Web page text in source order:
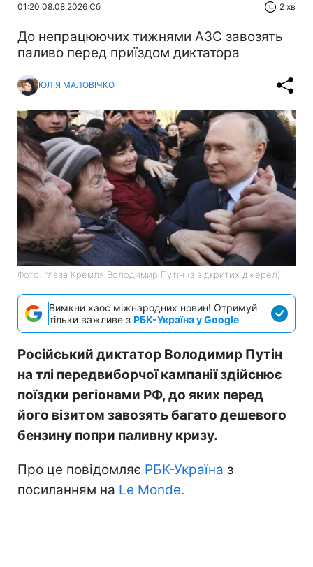
01:20 08.08.2026 Сб 2 хв
До непрацюючих тижнями АЗС завозять
паливо перед приїздом диктатора
ЮЛІЯ МАЛОВІЧКО
Фото: глава Кремля Володимир Путін (з відкритих джерел)
Вимкни хаос міжнародних новин! Отримуй
тільки важливе з РБК-Україна у Google
Російський диктатор Володимир Путін
на тлі передвиборчої кампанії здійснює
поїздки регіонами РФ, до яких перед
його візитом завозять багато дешевого
бензину попри паливну кризу.
Про це повідомляє РБК-Україна з
посиланням на Le Monde.